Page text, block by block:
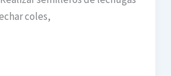
coles,